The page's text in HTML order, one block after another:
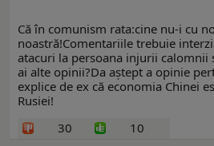
Că în comunism rata:cine nu-i cu
noastră!Comentariile trebuie
atacuri la persoana injurii calomnii
ai alte opinii?Da aștept a opinie
explice de ex că economia Chinei
Rusiei!
30
10